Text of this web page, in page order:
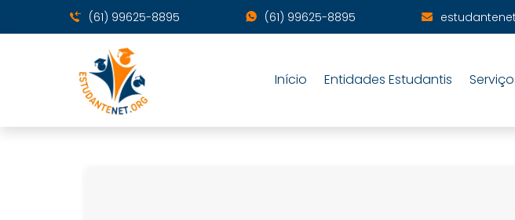
(61) 99625-8895 (61) 99625-8895
Início Entidades Estudantis